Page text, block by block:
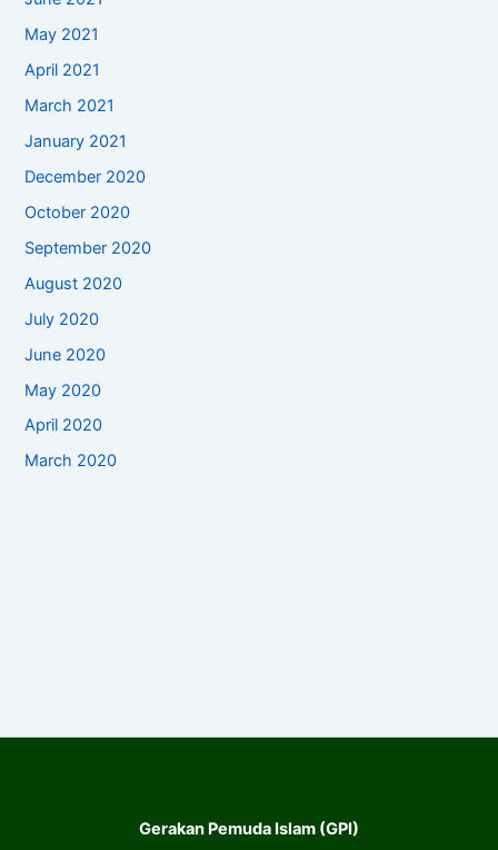
May 2021
April 2021
March 2021
January 2021
December 2020
October 2020
September 2020
August 2020
July 2020
June 2020
May 2020
April 2020
March 2020
Gerakan Pemuda Islam (GPI)